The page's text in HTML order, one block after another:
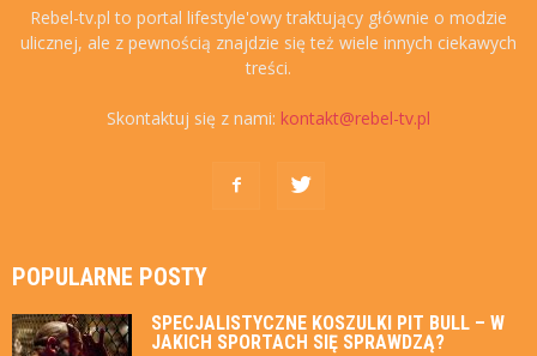
Rebel-tv.pl to portal lifestyle'owy traktujący głównie o modzie
ulicznej, ale z pewnością znajdzie się też wiele innych ciekawych
treści.
Skontaktuj się z nami: kontakt@rebel-tv.pl
POPULARNE POSTY
SPECJALISTYCZNE KOSZULKI PIT BULL – W
JAKICH SPORTACH SIĘ SPRAWDZĄ?